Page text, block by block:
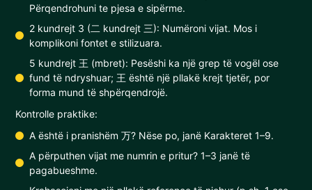
Përqendrohuni te pjesa e sipërme.
2 kundrejt 3 (二 kundrejt 三): Numëroni vijat. Mos i
komplikoni fontet e stilizuara.
5 kundrejt 王 (mbret): Pesëshi ka një grep të vogël ose
fund të ndryshuar; 王 është një pllakë krejt tjetër, por
forma mund të shpërqendrojë.
Kontrolle praktike:
A është i pranishëm 万? Nëse po, janë Karakteret 1–9.
A përputhen vijat me numrin e pritur? 1–3 janë të
pagabueshme.